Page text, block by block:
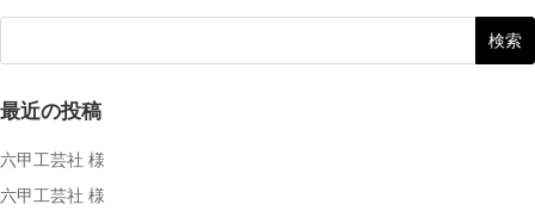
最近の投稿
六甲工芸社 様
六甲工芸社 様